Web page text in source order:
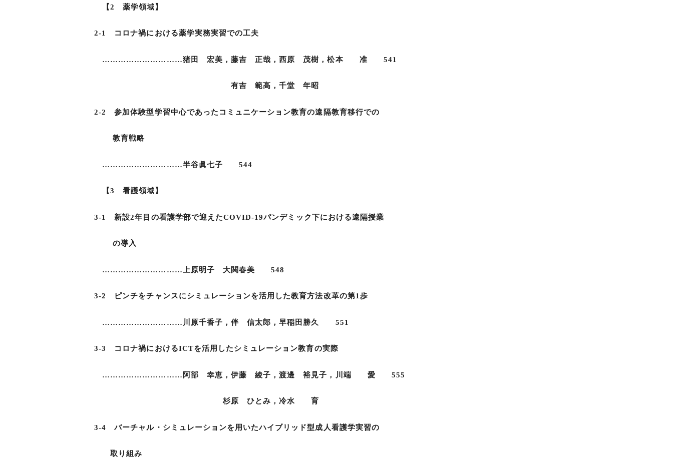
【2 薬学領域】
2-1 コロナ禍における薬学実務実習での工夫
…………………………猪田 宏美，藤吉 正哉，西原 茂樹，松本 准 541
有吉 範高，千堂 年昭
2-2 参加体験型学習中心であったコミュニケーション教育の遠隔教育移行での
教育戦略
…………………………半谷眞七子 544
【3 看護領域】
3-1 新設2年目の看護学部で迎えたCOVID-19パンデミック下における遠隔授業
の導入
…………………………上原明子 大関春美 548
3-2 ピンチをチャンスにシミュレーションを活用した教育方法改革の第1歩
…………………………川原千香子，伴 信太郎，早稲田勝久 551
3-3 コロナ禍におけるICTを活用したシミュレーション教育の実際
…………………………阿部 幸恵，伊藤 綾子，渡邊 裕見子，川端 愛 555
杉原 ひとみ，冷水 育
3-4 バーチャル・シミュレーションを用いたハイブリッド型成人看護学実習の
取り組み